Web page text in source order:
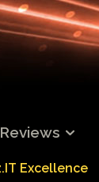
Reviews
Excellence